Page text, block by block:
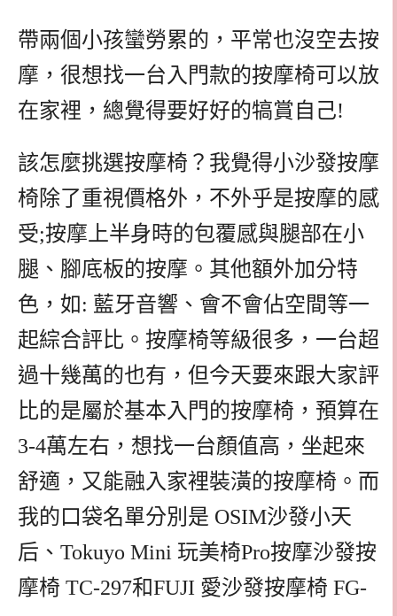
帶兩個小孩蠻勞累的，平常也沒空去按
摩，很想找一台入門款的按摩椅可以放
在家裡，總覺得要好好的犒賞自己!
該怎麼挑選按摩椅？我覺得小沙發按摩
椅除了重視價格外，不外乎是按摩的感
受;按摩上半身時的包覆感與腿部在小
腿、腳底板的按摩。其他額外加分特
色，如: 藍牙音響、會不會佔空間等一
起綜合評比。按摩椅等級很多，一台超
過十幾萬的也有，但今天要來跟大家評
比的是屬於基本入門的按摩椅，預算在
3-4萬左右，想找一台顏值高，坐起來
舒適，又能融入家裡裝潢的按摩椅。而
我的口袋名單分別是 OSIM沙發小天
后、Tokuyo Mini 玩美椅Pro按摩沙發按
摩椅 TC-297和FUJI 愛沙發按摩椅 FG-